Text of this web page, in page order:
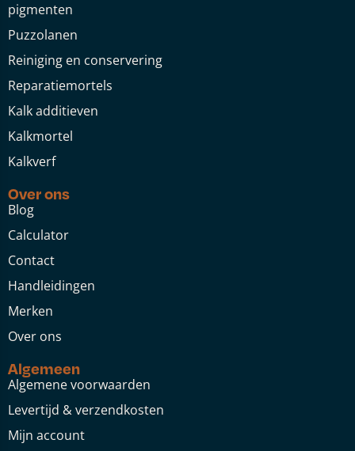
pigmenten
Puzzolanen
Reiniging en conservering
Reparatiemortels
Kalk additieven
Kalkmortel
Kalkverf
Over ons
Blog
Calculator
Contact
Handleidingen
Merken
Over ons
Algemeen
Algemene voorwaarden
Levertijd & verzendkosten
Mijn account